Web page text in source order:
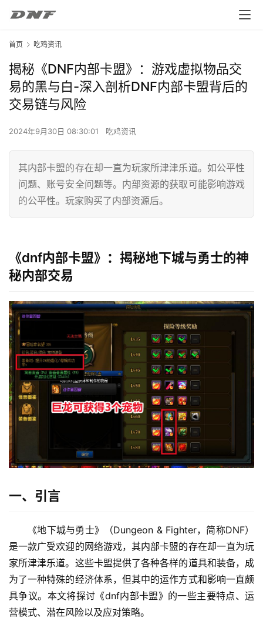
首页 吃鸡资讯
揭秘《DNF内部卡盟》：游戏虚拟物品交
易的黑与白-深入剖析DNF内部卡盟背后的
交易链与风险
2024年9月30日 08:30:01 吃鸡资讯
其内部卡盟的存在却一直为玩家所津津乐道。如公平性
问题、账号安全问题等。内部资源的获取可能影响游戏
的公平性。玩家购买了内部资源后。
《dnf内部卡盟》：揭秘地下城与勇士的神
秘内部交易
一、引言
《地下城与勇士》（Dungeon & Fighter，简称DNF）
是一款广受欢迎的网络游戏，其内部卡盟的存在却一直为玩
家所津津乐道。这些卡盟提供了各种各样的道具和装备，成
为了一种特殊的经济体系，但其中的运作方式和影响一直颇
具争议。本文将探讨《dnf内部卡盟》的一些主要特点、运
营模式、潜在风险以及应对策略。